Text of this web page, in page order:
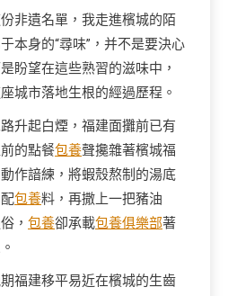
非遺名單，我走進檳城的陌
本身的“尋味”，并不是要決心
盼望在這些熟習的滋味中，
城市落地生根的經過歷程。
升起白煙，福建面攤前已有
的點餐包養聲攙雜著檳城福
作諳練，將蝦殼熬制的湯底
包養料，再撒上一把豬油
， 包養卻承載包養俱樂部著
福建移平易近在檳城的生齒